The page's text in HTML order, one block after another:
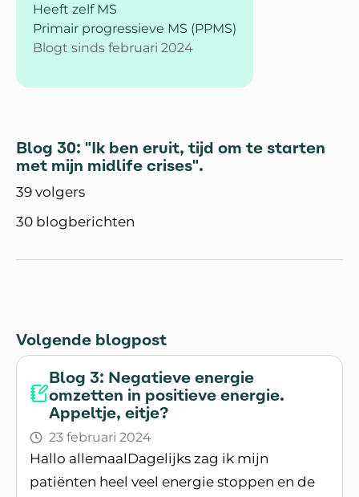
Heeft zelf MS
Primair progressieve MS (PPMS)
Blogt sinds februari 2024
Blog 30: "Ik ben eruit, tijd om te starten
met mijn midlife crises".
39 volgers
30 blogberichten
Volgende blogpost
Blog 3: Negatieve energie
omzetten in positieve energie.
Appeltje, eitje?
23 februari 2024
Hallo allemaalDagelijks zag ik mijn
patiënten heel veel energie stoppen en de